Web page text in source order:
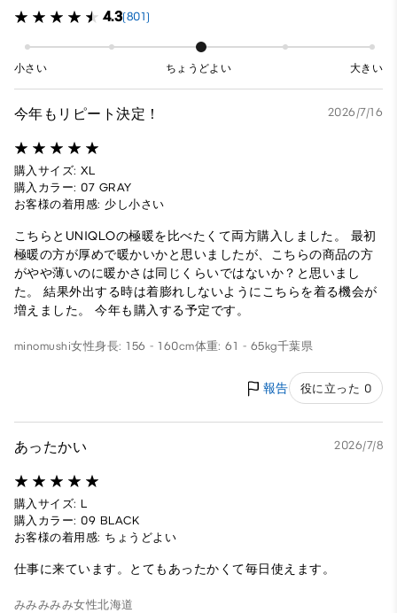
4.3(801)
小さい ちょうどよい 大きい
今年もリピート決定！ 2026/7/16
購入サイズ: XL
購入カラー: 07 GRAY
お客様の着用感: 少し小さい
こちらとUNIQLOの極暖を比べたくて両方購入しました。 最初
極暖の方が厚めで暖かいかと思いましたが、こちらの商品の方
がやや薄いのに暖かさは同じくらいではないか？と思いまし
た。 結果外出する時は着膨れしないようにこちらを着る機会が
増えました。 今年も購入する予定です。
minomushi女性身長: 156 - 160cm体重: 61 - 65kg千葉県
報告 役に立った 0
あったかい 2026/7/8
購入サイズ: L
購入カラー: 09 BLACK
お客様の着用感: ちょうどよい
仕事に来ています。とてもあったかくて毎日使えます。
みみみみみ女性北海道